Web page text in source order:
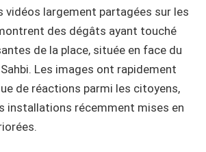
vidéos largement partagées sur les
des dégâts ayant touché
de la place, située en face du
Les images ont rapidement
de réactions parmi les citoyens,
installations récemment mises en